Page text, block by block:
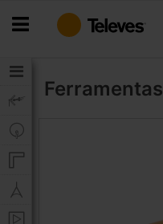
para
Ferramentas